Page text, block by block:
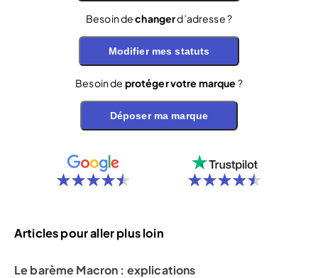
Besoin dechangerd’adresse ?
Modifier mes statuts
Besoin de protéger votre marque ?
Déposer ma marque
Articles pour aller plus loin
Le barème Macron : explications